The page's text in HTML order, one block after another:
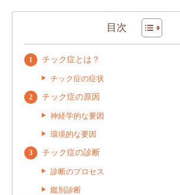
目次
チック症とは？
チック症の症状
チック症の原因
神経学的な要因
環境的な要因
チック症の診断
診断のプロセス
鑑別診断